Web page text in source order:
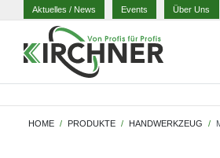
Aktuelles / News Events Über Uns
HOME PRODUKTE HANDWERKZEUG